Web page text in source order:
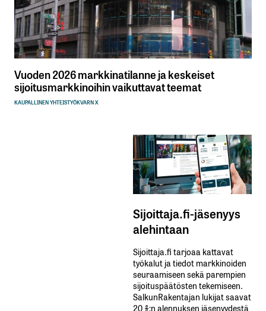
Vuoden 2026 markkinatilanne ja keskeiset
sijoitusmarkkinoihin vaikuttavat teemat
KAUPALLINEN YHTEISTYÖKVARN X
Sijoittaja.fi-jäsenyys
alehintaan
Sijoittaja.fi tarjoaa kattavat
työkalut ja tiedot markkinoiden
seuraamiseen sekä parempien
sijoituspäätösten tekemiseen.
SalkunRakentajan lukijat saavat
20 %:n alennuksen jäsenyydestä